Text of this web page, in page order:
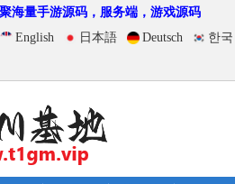
海量手游源码，服务端，游戏源码
English 日本語 Deutsch 한